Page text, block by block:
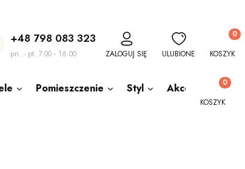
+48 798 083 323
pn. - pt. 7.00 - 16.00 ZALOGUJ SIĘ ULUBIONE KOSZYK
Pomieszczenie Styl AkcesoriaProdukty
KOSZYK